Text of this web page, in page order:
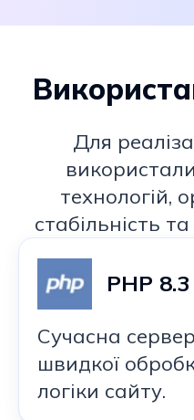
Для
технологій,
стабільність
PHP 8.3
Сучасна
швидкої
логіки сайту.